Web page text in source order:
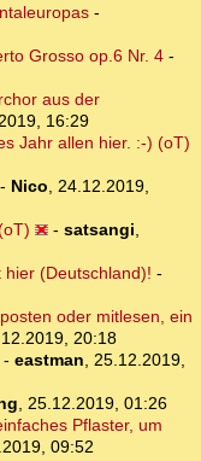
-
Grosso op.6 Nr. 4-
aus der
16:29
Jahr allen hier. :-) (oT)
Nico
24.12.2019,
- satsangi
hier (Deutschland)! -
oder mitlesen, ein
20:18
- eastman
25.12.2019,
25.12.2019, 01:26
Pflaster, um
09:52